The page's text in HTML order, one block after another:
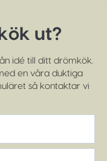
ut?
idé till ditt drömkök.
en våra duktiga
så kontaktar vi